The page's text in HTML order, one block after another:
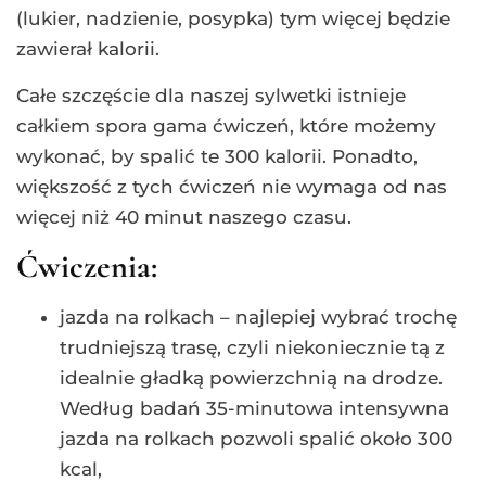
(lukier, nadzienie, posypka) tym więcej będzie
zawierał kalorii.
Całe szczęście dla naszej sylwetki istnieje
całkiem spora gama ćwiczeń, które możemy
wykonać, by spalić te 300 kalorii. Ponadto,
większość z tych ćwiczeń nie wymaga od nas
więcej niż 40 minut naszego czasu.
Ćwiczenia:
jazda na rolkach – najlepiej wybrać trochę
trudniejszą trasę, czyli niekoniecznie tą z
idealnie gładką powierzchnią na drodze.
Według badań 35-minutowa intensywna
jazda na rolkach pozwoli spalić około 300
kcal,